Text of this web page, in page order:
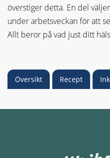
överstiger detta. En del
under arbetsveckan för att
Allt beror på vad just ditt
Översikt Recept